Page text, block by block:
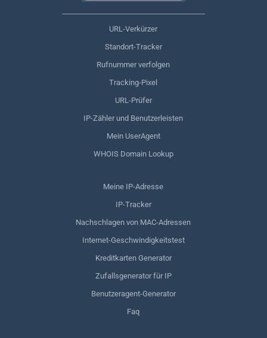
URL-Verkürzer
Standort-Tracker
Rufnummer verfolgen
Tracking-Pixel
URL-Prüfer
IP-Zähler und Benutzerleisten
Mein UserAgent
WHOIS Domain Lookup
Meine IP-Adresse
IP-Tracker
Nachschlagen von MAC-Adressen
Internet-Geschwindigkeitstest
Kreditkarten Generator
Zufallsgenerator für IP
Benutzeragent-Generator
Faq